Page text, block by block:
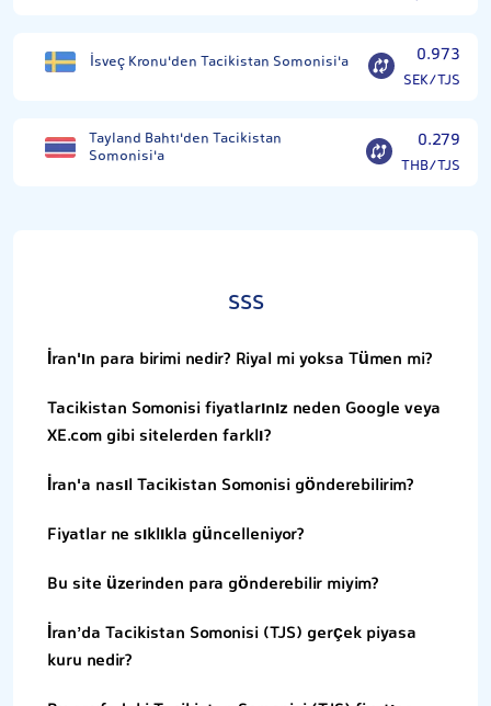
İsveç Kronu'den Tacikistan Somonisi'a 0.973
SEK/TJS
Tayland Bahtı'den Tacikistan
Somonisi'a
0.279
THB/TJS
SSS
İran'ın para birimi nedir? Riyal mi yoksa Tümen mi?
Tacikistan Somonisi fiyatlarınız neden Google veya
XE.com gibi sitelerden farklı?
İran'a nasıl Tacikistan Somonisi gönderebilirim?
Fiyatlar ne sıklıkla güncelleniyor?
Bu site üzerinden para gönderebilir miyim?
İran’da Tacikistan Somonisi (TJS) gerçek piyasa
kuru nedir?